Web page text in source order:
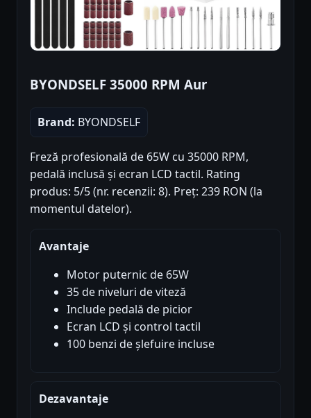
BYONDSELF 35000 RPM Aur
Brand: BYONDSELF
Freză profesională de 65W cu 35000 RPM,
pedală inclusă și ecran LCD tactil. Rating
produs: 5/5 (nr. recenzii: 8). Preț: 239 RON (la
momentul datelor).
Avantaje
Motor puternic de 65W
35 de niveluri de viteză
Include pedală de picior
Ecran LCD și control tactil
100 benzi de șlefuire incluse
Dezavantaje